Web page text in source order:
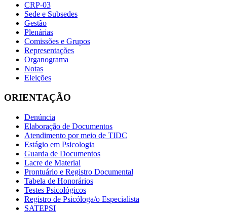
CRP-03
Sede e Subsedes
Gestão
Plenárias
Comissões e Grupos
Representações
Organograma
Notas
Eleições
ORIENTAÇÃO
Denúncia
Elaboração de Documentos
Atendimento por meio de TIDC
Estágio em Psicologia
Guarda de Documentos
Lacre de Material
Prontuário e Registro Documental
Tabela de Honorários
Testes Psicológicos
Registro de Psicóloga/o Especialista
SATEPSI